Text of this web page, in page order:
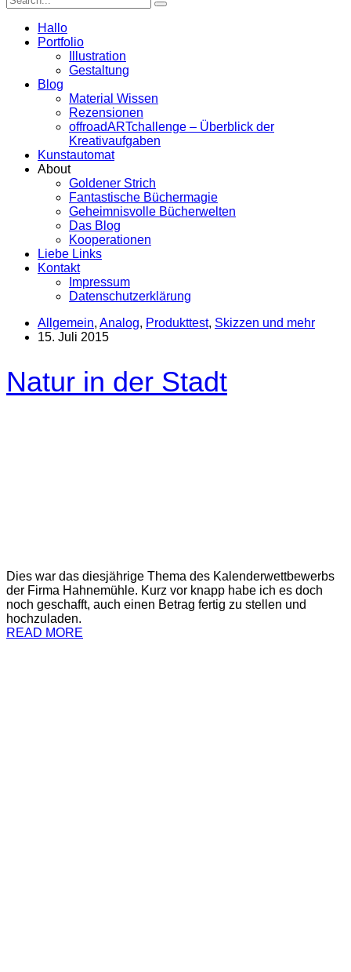
Hallo
Portfolio
Illustration
Gestaltung
Blog
Material Wissen
Rezensionen
offroadARTchallenge – Überblick der
Kreativaufgaben
Kunstautomat
About
Goldener Strich
Fantastische Büchermagie
Geheimnisvolle Bücherwelten
Das Blog
Kooperationen
Liebe Links
Kontakt
Impressum
Datenschutzerklärung
Allgemein, Analog, Produkttest, Skizzen und mehr
15. Juli 2015
Natur in der Stadt
Dies war das diesjährige Thema des Kalenderwettbewerbs
der Firma Hahnemühle. Kurz vor knapp habe ich es doch
noch geschafft, auch einen Betrag fertig zu stellen und
hochzuladen.
READ MORE